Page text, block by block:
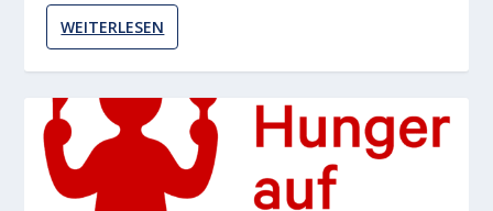
WEITERLESEN